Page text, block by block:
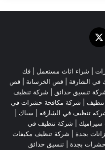
‫X
شراء اثاث مستعمل
فك
في الشارقة قص الخرسانة | قص
تنسيق حدائق
شركة تنظيف
شركة مكافحة حشرات في
تنظيف في الشارقة | سباك |
سيراميك
شركة تنظيف في
بجدة
شركة تنظيف مكيفات
بجدة
تنسيق حدائق